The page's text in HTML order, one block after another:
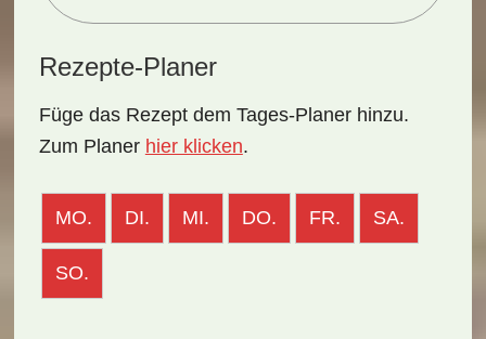
Rezepte-Planer
Füge das Rezept dem Tages-Planer hinzu.
Zum Planer hier klicken.
MO. DI. MI. DO. FR. SA.
SO.